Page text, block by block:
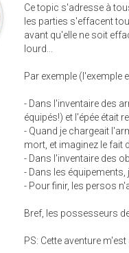
Ce topic s'adresse à
les parties s'effacent
avant qu'elle ne soit
lourd...
Par exemple (l'exemple
- Dans l'inventaire des
équipés!) et l'épée était
- Quand je chargeait
mort, et imaginez le fait
- Dans l'inventaire des
- Dans les
- Pour finir, les persos
Bref, les possesseurs
PS: Cette aventure